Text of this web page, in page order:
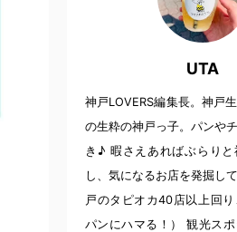
UTA
神戸LOVERS編集長。神戸
の生粋の神戸っ子。パンや
き♪ 暇さえあればぶらり
し、気になるお店を発掘し
戸のタピオカ40店以上回
パンにハマる！） 観光ス